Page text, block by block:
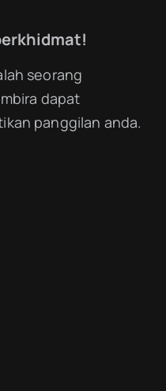
seorang
dapat
panggilan anda.